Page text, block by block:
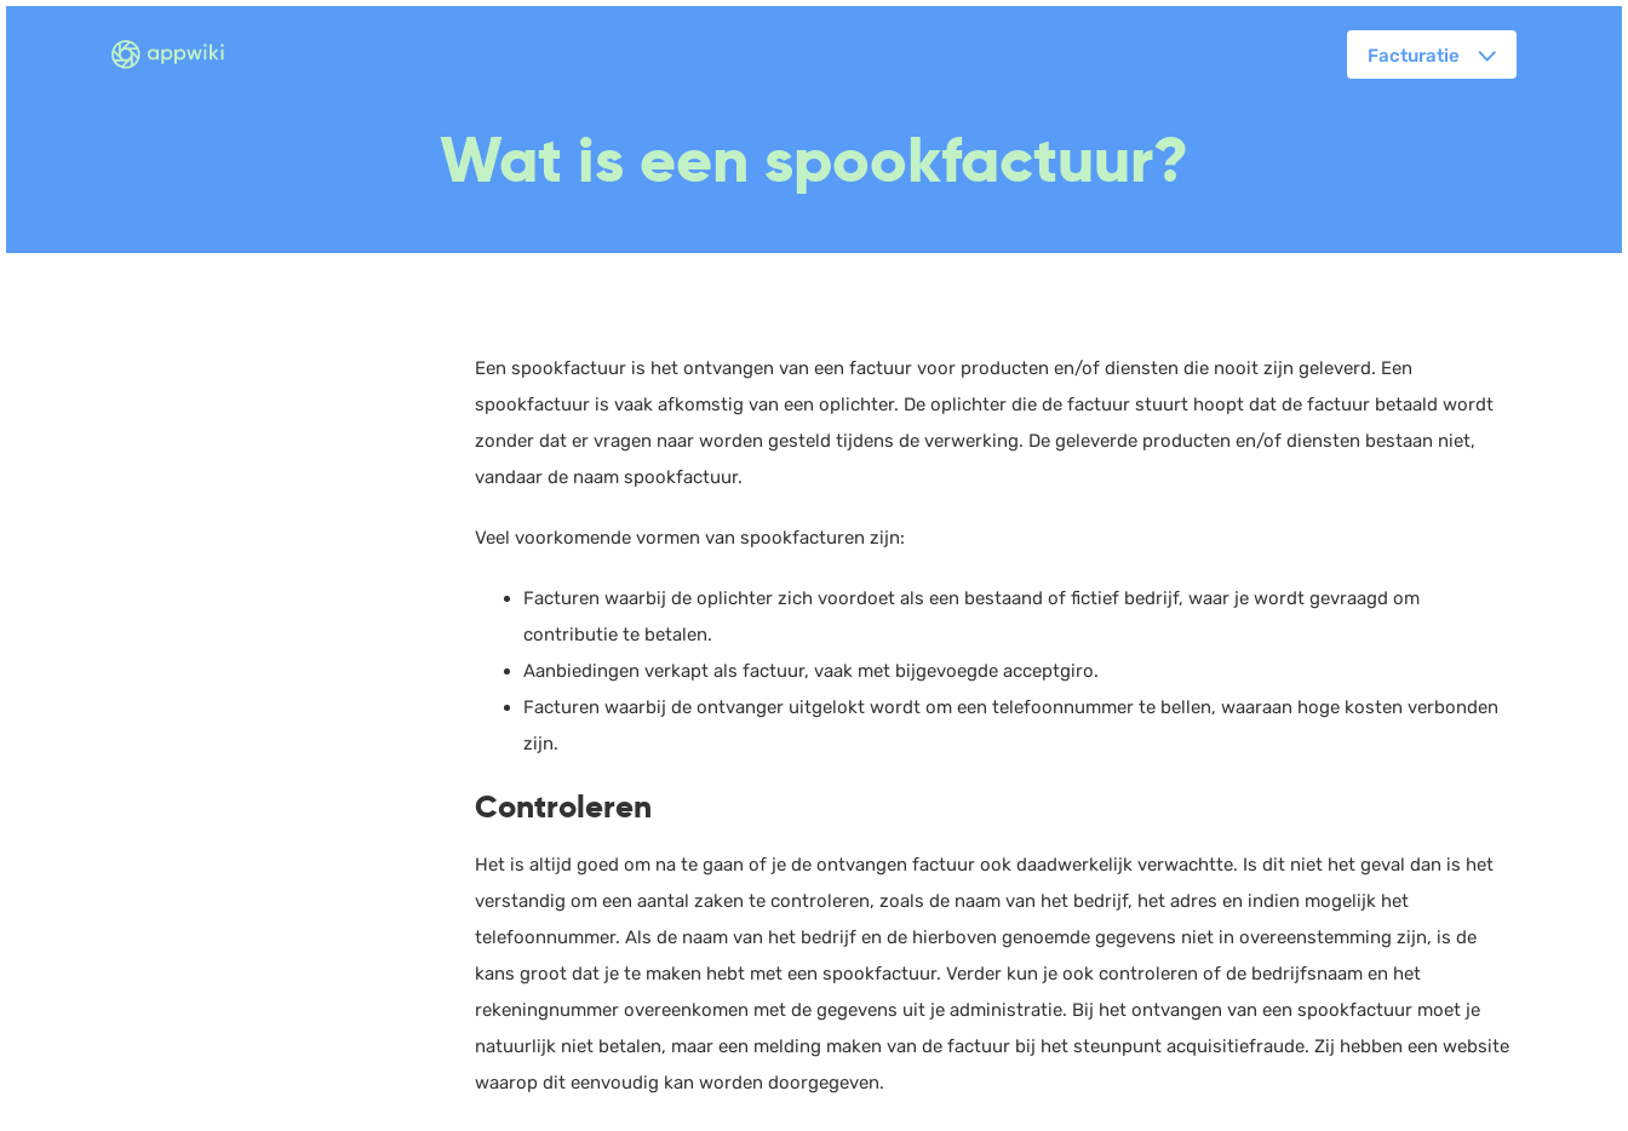
Facturatie
CRM
Planning
Rapportage
Verlof en verzuim
Salarisadministratie
Website
Marketing automation
Chat
Facturatie
Wat is een spookfactuur?
Een spookfactuur is het ontvangen van een factuur voor producten en/of diensten die nooit zijn geleverd. Een
spookfactuur is vaak afkomstig van een oplichter. De oplichter die de factuur stuurt hoopt dat de factuur betaald wordt
zonder dat er vragen naar worden gesteld tijdens de verwerking. De geleverde producten en/of diensten bestaan niet,
vandaar de naam spookfactuur.
Veel voorkomende vormen van spookfacturen zijn:
Facturen waarbij de oplichter zich voordoet als een bestaand of fictief bedrijf, waar je wordt gevraagd om
contributie te betalen.
Aanbiedingen verkapt als factuur, vaak met bijgevoegde acceptgiro.
Facturen waarbij de ontvanger uitgelokt wordt om een telefoonnummer te bellen, waaraan hoge kosten verbonden
zijn.
Controleren
Het is altijd goed om na te gaan of je de ontvangen factuur ook daadwerkelijk verwachtte. Is dit niet het geval dan is het
verstandig om een aantal zaken te controleren, zoals de naam van het bedrijf, het adres en indien mogelijk het
telefoonnummer. Als de naam van het bedrijf en de hierboven genoemde gegevens niet in overeenstemming zijn, is de
kans groot dat je te maken hebt met een spookfactuur. Verder kun je ook controleren of de bedrijfsnaam en het
rekeningnummer overeenkomen met de gegevens uit je administratie. Bij het ontvangen van een spookfactuur moet je
natuurlijk niet betalen, maar een melding maken van de factuur bij het steunpunt acquisitiefraude. Zij hebben een website
waarop dit eenvoudig kan worden doorgegeven.